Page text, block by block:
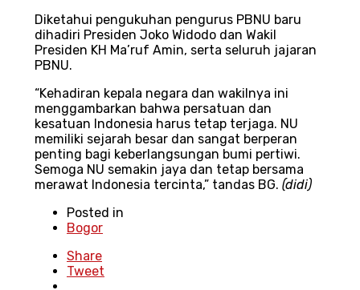
Diketahui pengukuhan pengurus PBNU baru
dihadiri Presiden Joko Widodo dan Wakil
Presiden KH Ma’ruf Amin, serta seluruh jajaran
PBNU.
“Kehadiran kepala negara dan wakilnya ini
menggambarkan bahwa persatuan dan
kesatuan Indonesia harus tetap terjaga. NU
memiliki sejarah besar dan sangat berperan
penting bagi keberlangsungan bumi pertiwi.
Semoga NU semakin jaya dan tetap bersama
merawat Indonesia tercinta,” tandas BG. (didi)
Posted in
Bogor
Share
Tweet